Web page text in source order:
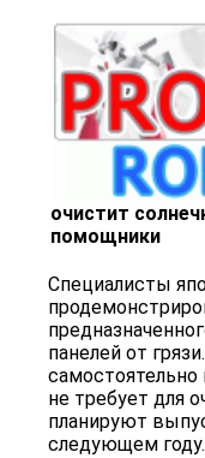
очистит
помощники
Специалисты
панелей от
не требует для
планируют
следующем году.